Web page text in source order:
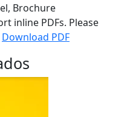
Brochure
inline PDFs. Please
Download PDF